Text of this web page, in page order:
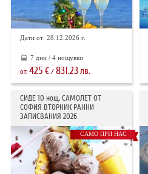
Дати от: 28.12.2026 г.
7 дни / 4 нощувки
от: 425 €/ 831.23лв.
СИДЕ 10 нощ. САМОЛЕТ ОТ
СОФИЯ ВТОРНИК РАННИ
ЗАПИСВАНИЯ 2026
САМО ПРИ НАС